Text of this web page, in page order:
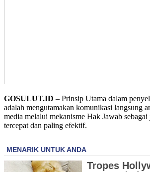
GOSULUT.ID – Prinsip Utama dalam
adalah mengutamakan komunikasi langsung
media melalui mekanisme Hak Jawab sebagai
tercepat dan paling efektif.